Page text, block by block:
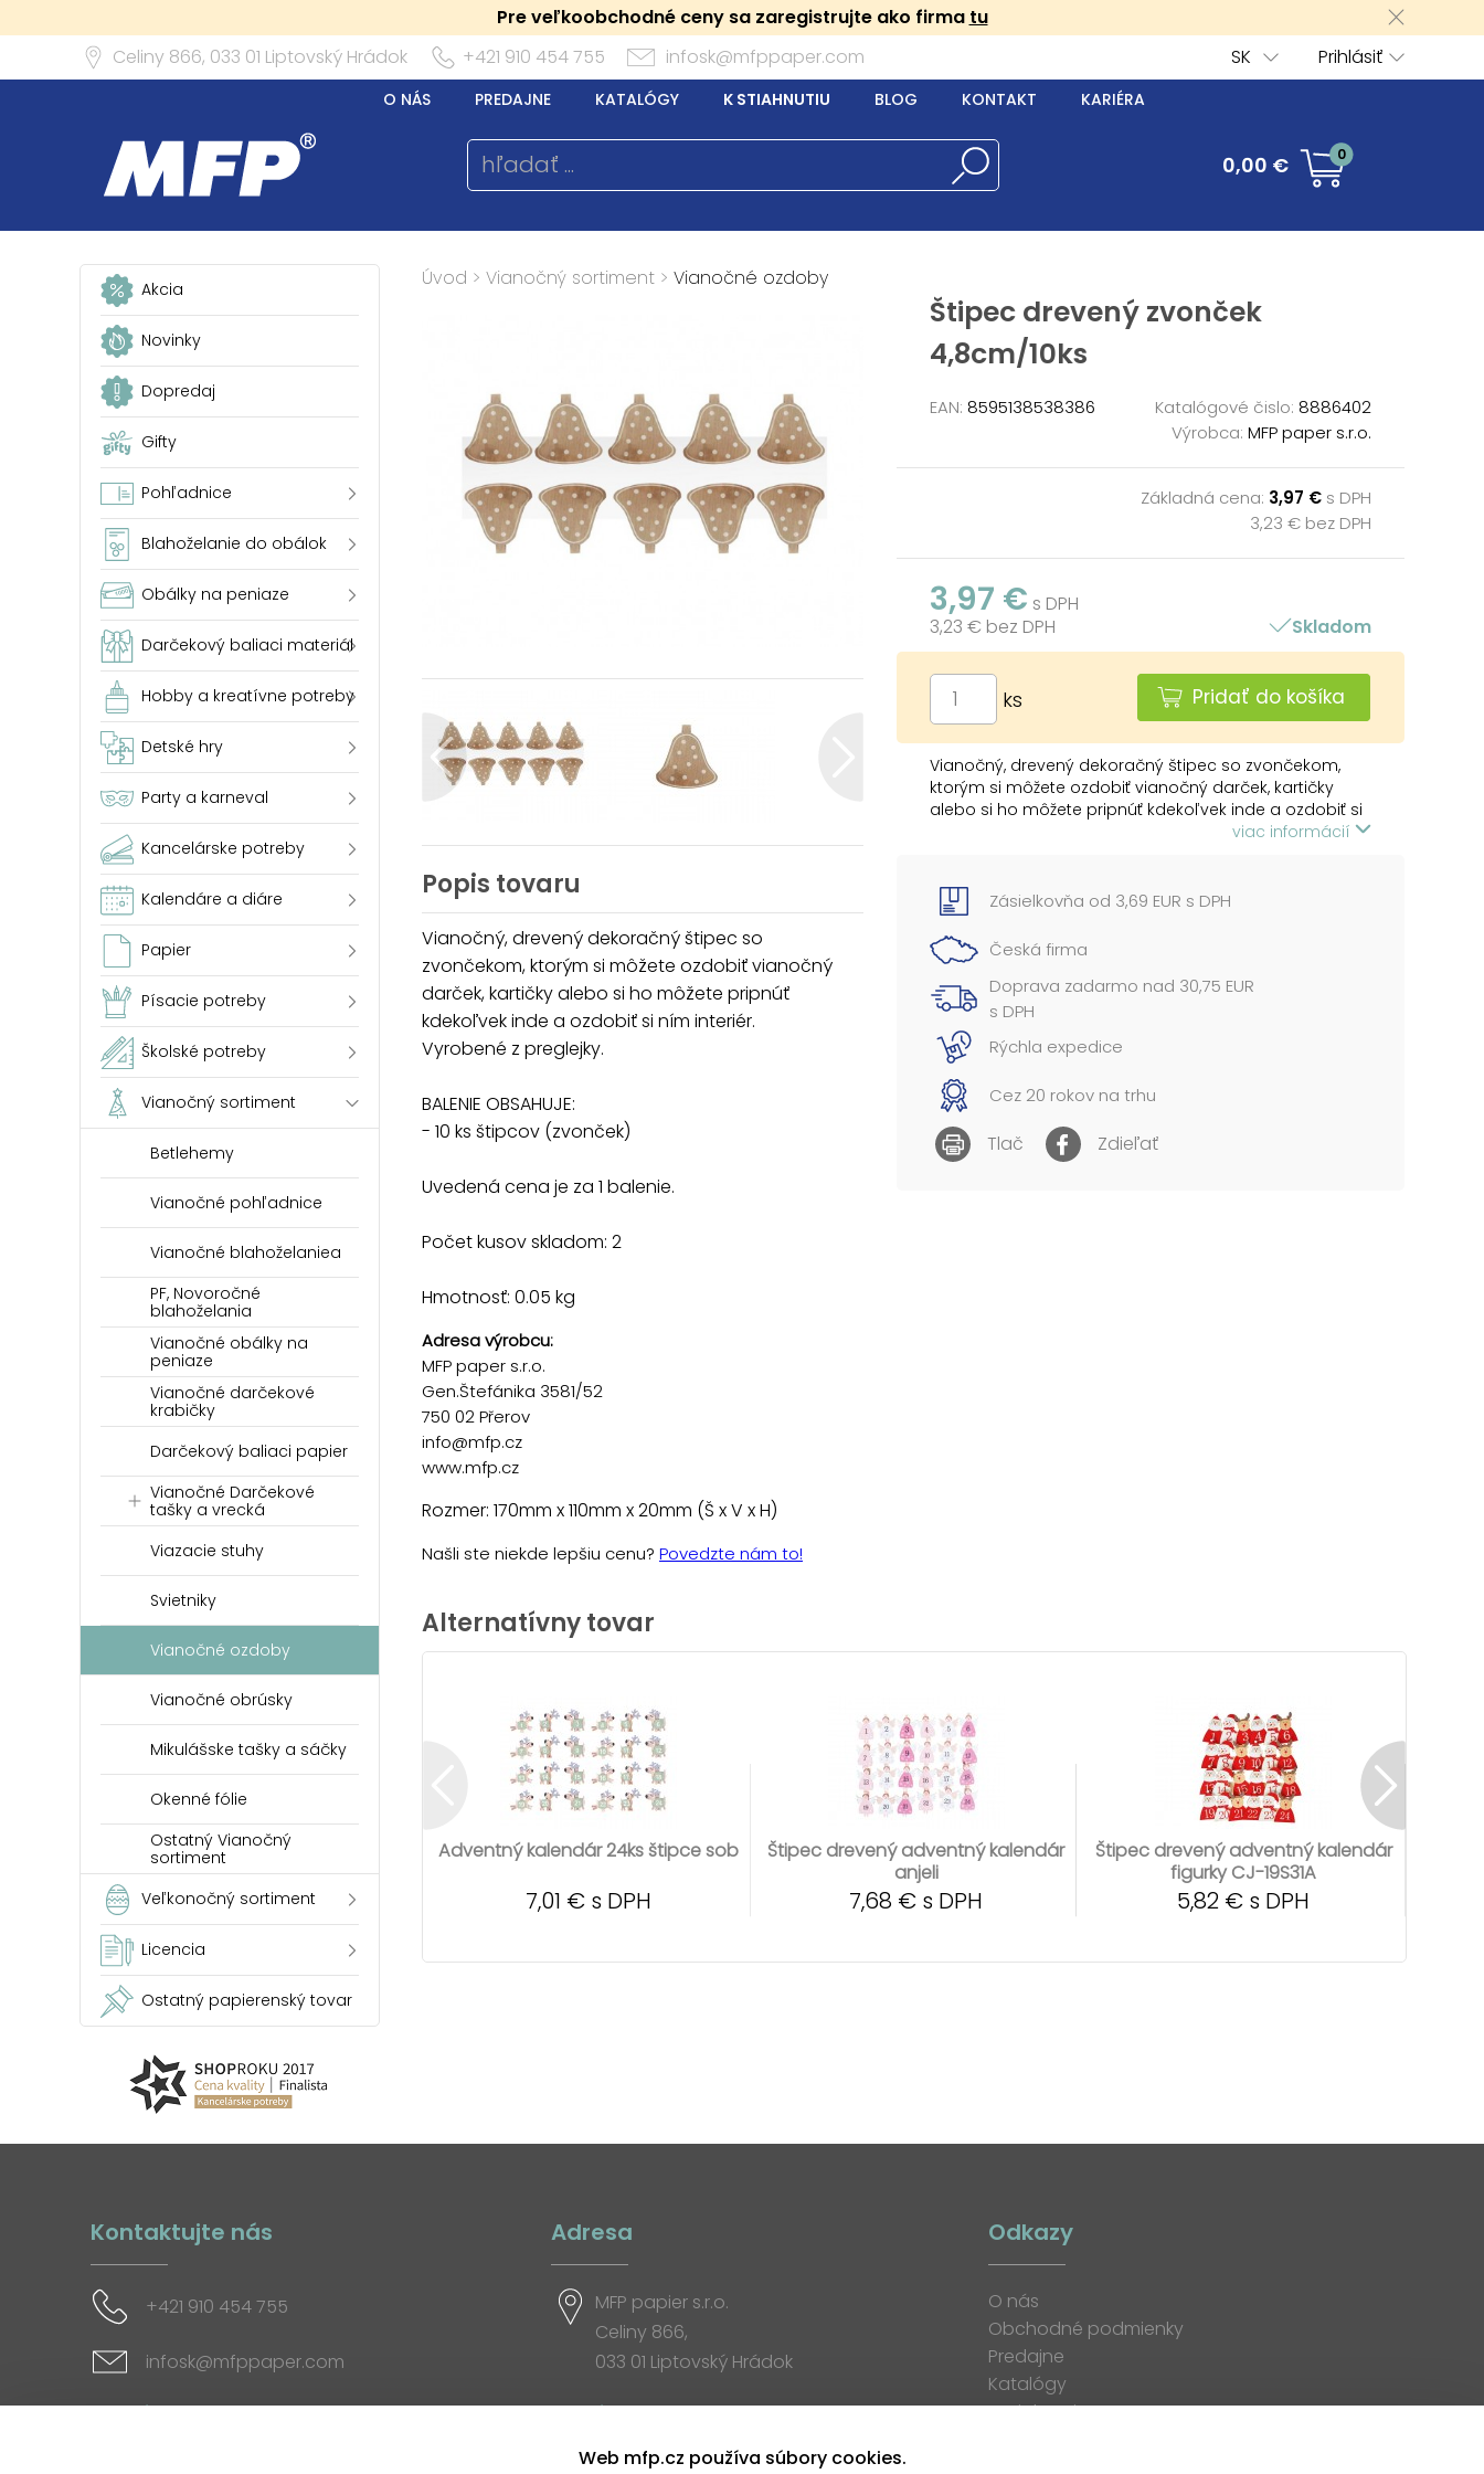
Pre veľkoobchodné ceny sa zaregistrujte ako firma tu
Celiny 866, 033 01 Liptovský Hrádok +421 910 454 755 infosk@mfppaper.com Prihlásiť
SK
O NÁS PREDAJNE KATALÓGY K STIAHNUTIU BLOG KONTAKT KARIÉRA
0,00 € 0
Akcia
Novinky
Dopredaj
Gifty
Pohľadnice
Blahoželanie do obálok
Obálky na peniaze
Darčekový baliaci materiál
Hobby a kreatívne potreby
Detské hry
Party a karneval
Kancelárske potreby
Kalendáre a diáre
Papier
Písacie potreby
Školské potreby
Vianočný sortiment
Betlehemy
Vianočné pohľadnice
Vianočné blahoželaniea
PF, Novoročné
blahoželania
Vianočné obálky na
peniaze
Vianočné darčekové
krabičky
Darčekový baliaci papier
Vianočné Darčekové
tašky a vrecká
Viazacie stuhy
Svietniky
Vianočné ozdoby
Vianočné obrúsky
Mikulášske tašky a sáčky
Okenné fólie
Ostatný Vianočný
sortiment
Veľkonočný sortiment
Licencia
Ostatný papierenský tovar
Úvod > Vianočný sortiment > Vianočné ozdoby
Štipec drevený zvonček
4,8cm/10ks
EAN: 8595138538386 Katalógové čislo: 8886402
Výrobca: MFP paper s.r.o.
Základná cena: 3,97 € s DPH
3,23 € bez DPH
3,97 € s DPH
3,23 € bez DPH
Skladom
ks Pridať do košíka
Vianočný, drevený dekoračný štipec so zvončekom,
ktorým si môžete ozdobiť vianočný darček, kartičky
alebo si ho môžete pripnúť kdekoľvek inde a ozdobiť si
- 10 ks štipcov (zvonček)
Uvedená cena je za 1 balenie....
viac informácií
Popis tovaru
Vianočný, drevený dekoračný štipec so
zvončekom, ktorým si môžete ozdobiť vianočný
darček, kartičky alebo si ho môžete pripnúť
kdekoľvek inde a ozdobiť si ním interiér.
Vyrobené z preglejky.
BALENIE OBSAHUJE:
- 10 ks štipcov (zvonček)
Uvedená cena je za 1 balenie.
Počet kusov skladom: 2
Hmotnosť: 0.05 kg
Adresa výrobcu:
MFP paper s.r.o.
Gen.Štefánika 3581/52
750 02 Přerov
info@mfp.cz
www.mfp.cz
Rozmer: 170mm x 110mm x 20mm (Š x V x H)
Našli ste niekde lepšiu cenu? Povedzte nám to!
Zásielkovňa od 3,69 EUR s DPH
Česká firma
Doprava zadarmo nad 30,75 EUR
s DPH
Rýchla expedice
Cez 20 rokov na trhu
Tlač Zdieľať
Alternatívny tovar
Adventný kalendár 24ks štipce sob
7,01 € s DPH
Štipec drevený adventný kalendár
anjeli
7,68 € s DPH
Štipec drevený adventný kalendár
figurky CJ-19S31A
5,82 € s DPH
Kontaktujte nás
+421 910 454 755
infosk@mfppaper.com
Sociálne siete
Adresa
MFP papier s.r.o.
Celiny 866,
033 01 Liptovský Hrádok
Otváracia doba
Odkazy
O nás
Obchodné podmienky
Predajne
Katalógy
K stiahnutiu
Web mfp.cz používa súbory cookies.